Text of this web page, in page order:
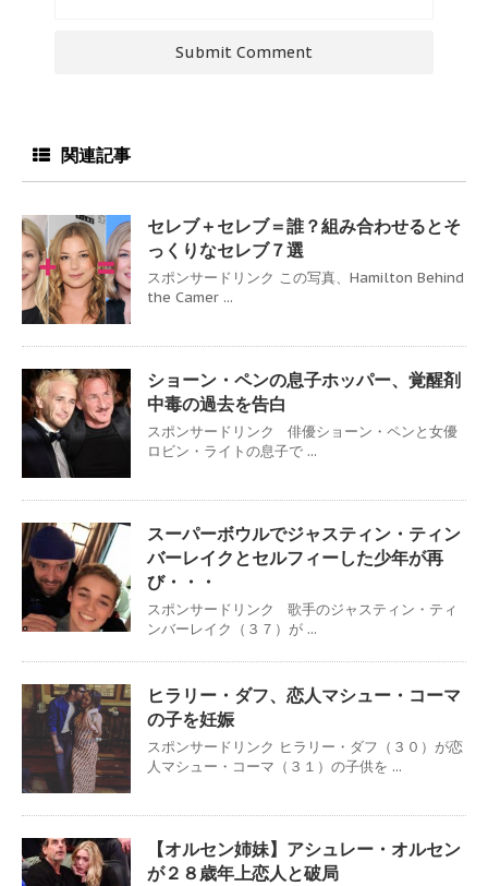
関連記事
セレブ＋セレブ＝誰？組み合わせるとそ
っくりなセレブ７選
スポンサードリンク この写真、Hamilton Behind
the Camer ...
ショーン・ペンの息子ホッパー、覚醒剤
中毒の過去を告白
スポンサードリンク 俳優ショーン・ペンと女優
ロビン・ライトの息子で ...
スーパーボウルでジャスティン・ティン
バーレイクとセルフィーした少年が再
び・・・
スポンサードリンク 歌手のジャスティン・ティ
ンバーレイク（３７）が ...
ヒラリー・ダフ、恋人マシュー・コーマ
の子を妊娠
スポンサードリンク ヒラリー・ダフ（３０）が恋
人マシュー・コーマ（３１）の子供を ...
【オルセン姉妹】アシュレー・オルセン
が２８歳年上恋人と破局